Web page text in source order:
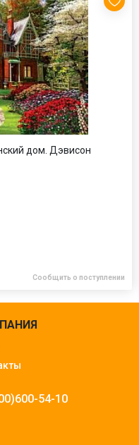
дом. Дэвисон
Сообщить о поступлении
54-10